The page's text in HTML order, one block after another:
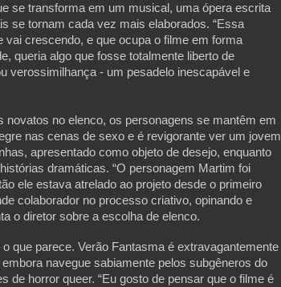
se transforma em um musical, uma ópera escrita
se tornam cada vez mais elaborados. “Essa
vai crescendo, e que ocupa o filme em forma
queria algo que fosse totalmente liberto de
verossimilhança - um pesadelo inescapável e
novatos no elenco, os personagens se mantêm em
nas cenas de sexo e é revigorante ver um jovem
apresentado como objeto de desejo, enquanto
dramáticas. “O personagem Martim foi
ele estava atrelado ao projeto desde o primeiro
colaborador no processo criativo, opinando e
o diretor sobre a escolha de elenco.
que parece. Verão Fantasma é extravagantemente
navegue sabiamente pelos subgêneros do
de horror queer. “Eu gosto de pensar que o filme é